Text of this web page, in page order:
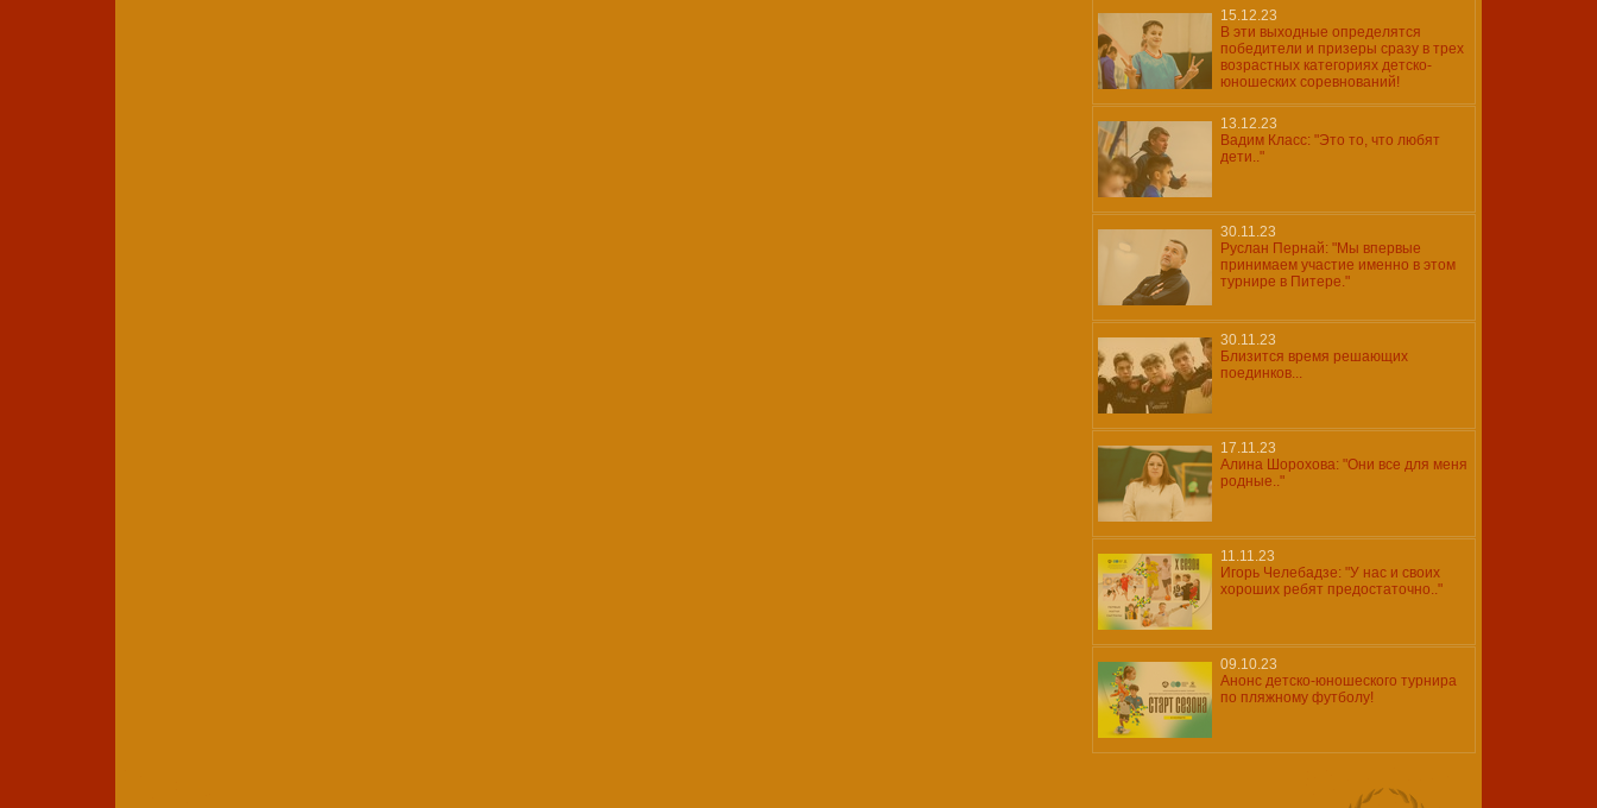
15.12.23
В эти выходные определятся
победители и призеры сразу в трех
возрастных категориях детско-
юношеских соревнований!
13.12.23
Вадим Класс: "Это то, что любят
дети.."
30.11.23
Руслан Пернай: "Мы впервые
принимаем участие именно в этом
турнире в Питере."
30.11.23
Близится время решающих
поединков...
17.11.23
Алина Шорохова: "Они все для меня
родные.."
11.11.23
Игорь Челебадзе: "У нас и своих
хороших ребят предостаточно.."
09.10.23
Анонс детско-юношеского турнира
по пляжному футболу!